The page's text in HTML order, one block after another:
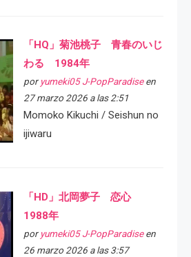
「HQ」菊池桃子 青春のいじ
わる 1984年
por yumeki05 J-PopParadiseen
27 marzo 2026 a las 2:51
Momoko Kikuchi / Seishun no
ijiwaru
「HD」北岡夢子 恋心
1988年
por yumeki05 J-PopParadiseen
26 marzo 2026 a las 3:57